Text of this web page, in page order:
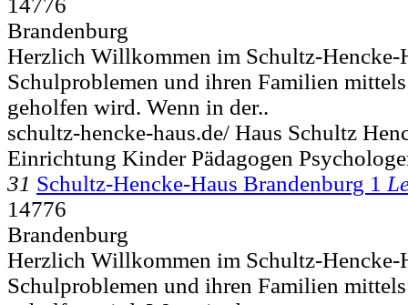
Brandenburg
Herzlich Willkommen im Schultz-
Schulproblemen und ihren Familien
geholfen wird. Wenn in der..
schultz-hencke-haus.de/ Haus Schultz
Einrichtung Kinder Pädagogen
31 Schultz-Hencke-Haus Brandenburg 1
14776
Brandenburg
Herzlich Willkommen im Schultz-
Schulproblemen und ihren Familien